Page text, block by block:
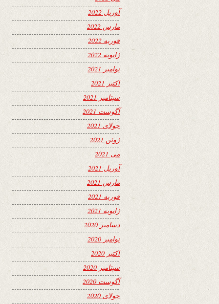
آوریل 2022
مارس 2022
فوریه 2022
ژانویه 2022
نوامبر 2021
اکتبر 2021
سپتامبر 2021
آگوست 2021
جولای 2021
ژوئن 2021
می 2021
آوریل 2021
مارس 2021
فوریه 2021
ژانویه 2021
دسامبر 2020
نوامبر 2020
اکتبر 2020
سپتامبر 2020
آگوست 2020
جولای 2020